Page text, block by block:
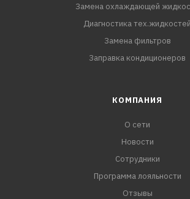
Замена охлаждающей
Диагностика тех.жидкостей
Замена фильтров
Заправка кондиционеров
КОМПАНИЯ
О сети
Новости
Сотрудники
Программа лояльности
Отзывы